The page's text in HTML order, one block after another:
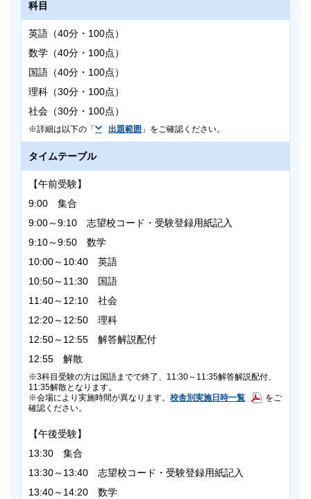
科目
英語（40分・100点）
数学（40分・100点）
国語（40分・100点）
理科（30分・100点）
社会（30分・100点）
詳細は以下の「 出題範囲 」をご確認ください。
タイムテーブル
【午前受験】
9:00 集合
9:00～9:10 志望校コード・受験登録用紙記入
9:10～9:50 数学
10:00～10:40 英語
10:50～11:30 国語
11:40～12:10 社会
12:20～12:50 理科
12:50～12:55 解答解説配付
12:55 解散
3科目受験の方は国語までで終了、11:30～11:35解答解説配付、
11:35解散となります。
会場により実施時間が異なります。 校舎別実施日時一覧
をご
確認ください。
【午後受験】
13:30 集合
13:30～13:40 志望校コード・受験登録用紙記入
13:40～14:20 数学